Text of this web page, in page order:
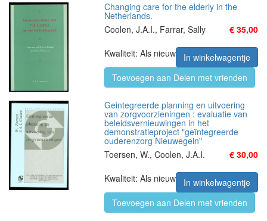
Changing care for the elderly in the
Netherlands.
Coolen, J.A.I., Farrar, Sally
€ 35,00
Kwaliteit: Als nieuw
In winkelwagentje
Toevoegen aan Delen met vrienden
Geintegreerde planning en uitvoering
van zorgvoorzieningen : evaluatie van
beleidsvernieuwingen in het
demonstratieproject "geïntegreerde
ouderenzorg Nieuwegein"
Toersen, W., Coolen, J.A.I.
€ 30,00
Kwaliteit: Als nieuw
In winkelwagentje
Toevoegen aan Delen met vrienden